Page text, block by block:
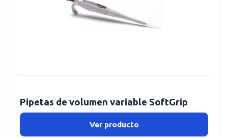
Pipetas de volumen variable SoftGrip
Ver producto